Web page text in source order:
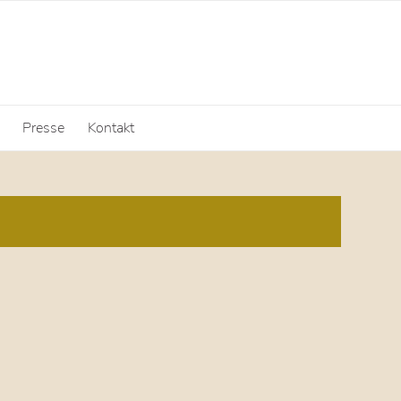
Presse Kontakt